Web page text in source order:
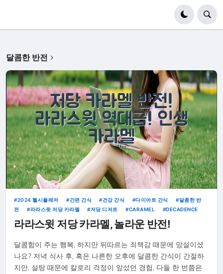
달콤한 반전
2024 헬시플레저 간편 간식 건강 간식 다이어트 간식
달콤한 반
전
라라스윗 저당 카라멜 저당 디저트 CARAMEL DECADENCE
라라스윗 저당 카라멜, 놀라운 반전!
달콤함이 주는 행복, 하지만 뒤따르는 죄책감 때문에 망설이셨
나요? 저녁 식사 후, 혹은 나른한 오후에 달콤한 간식이 간절하
지만, 설탕 때문에 칼로리 걱정이 앞섰던 경험, 다들 한 번쯤은